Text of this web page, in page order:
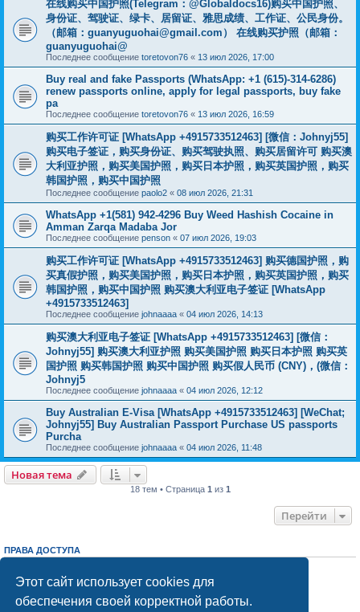
Этот сайт использует cookies для
обеспечения своей корректной работы.
在线购买中国护照(Telegram：@Globaldocs16)购买中国护照、
身份证、驾驶证、绿卡、居留证、雅思成绩、工作证、公民身份。
（邮箱： guanyuguohai@gmail.com ） 在线购买护照（邮箱：
guanyuguohai@
Последнее сообщение toretovon76 « 13 июл 2026, 17:00
Buy real and fake Passports (WhatsApp: +1 (615)-314-6286)
renew passports online, apply for legal passports, buy fake
pa
Последнее сообщение toretovon76 « 13 июл 2026, 16:59
购买工作许可证 [WhatsApp +4915733512463] [微信：Johnyj55]
购买电子签证，购买身份证、购买驾驶执照、购买居留许可 购买澳
大利亚护照，购买美国护照，购买日本护照，购买英国护照，购买
韩国护照，购买中国护照
Последнее сообщение paolo2 « 08 июл 2026, 21:31
WhatsApp +1(581) 942-4296 Buy Weed Hashish Cocaine in
Amman Zarqa Madaba Jor
Последнее сообщение penson « 07 июл 2026, 19:03
购买工作许可证 [WhatsApp +4915733512463] 购买德国护照，购
买真假护照，购买美国护照，购买日本护照，购买英国护照，购买
韩国护照，购买中国护照 购买澳大利亚电子签证 [WhatsApp
+4915733512463]
Последнее сообщение johnaaaa « 04 июл 2026, 14:13
购买澳大利亚电子签证 [WhatsApp +4915733512463] [微信：
Johnyj55] 购买澳大利亚护照 购买美国护照 购买日本护照 购买英
国护照 购买韩国护照 购买中国护照 购买假人民币 (CNY)，(微信：
Johnyj5
Последнее сообщение johnaaaa « 04 июл 2026, 12:12
Buy Australian E-Visa [WhatsApp +4915733512463] [WeChat;
Johnyj55] Buy Australian Passport Purchase US passports
Purcha
Последнее сообщение johnaaaa « 04 июл 2026, 11:48
Новая тема
18 тем • Страница 1 из 1
Перейти
ПРАВА ДОСТУПА
Выне можетеотвечать на сообщения
Выне можетередактировать свои сообщения
Выне можетеудалять свои сообщения